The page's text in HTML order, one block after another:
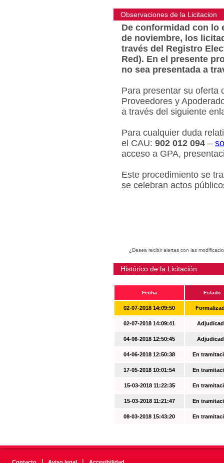
Observaciones de la Licitacion
De conformidad con lo
de noviembre, los
través del Registro
Red). En el presente
no sea presentada a
Para presentar su oferta
Proveedores y
a través del siguiente
Para cualquier duda
el CAU: 902 012 094 –
acceso a GPA,
Este procedimiento se
se celebran actos
¿Desea recibir alertas con las
Histórico de la Licitación
Fecha Estado
02-07-2018 14:09:50
02-07-2018 14:09:41
04-06-2018 12:50:45
04-06-2018 12:50:38 En
17-05-2018 10:01:54 En
15-03-2018 11:22:35 En
15-03-2018 11:21:47 En
08-03-2018 15:43:20 En